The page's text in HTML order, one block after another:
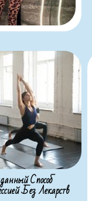
Способ
Без Лекарств